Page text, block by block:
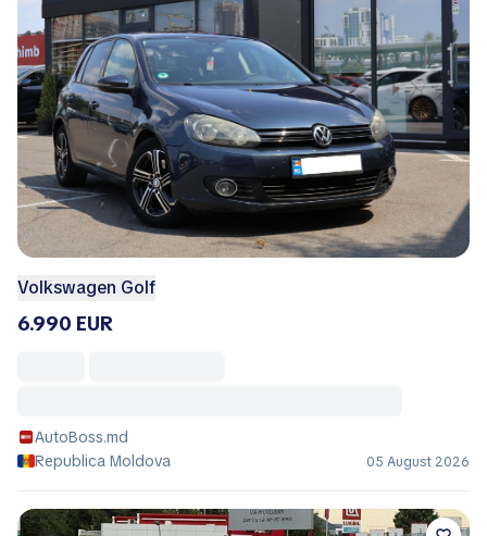
Volkswagen Golf
6.990 EUR
AutoBoss.md
Republica Moldova
05 August 2026